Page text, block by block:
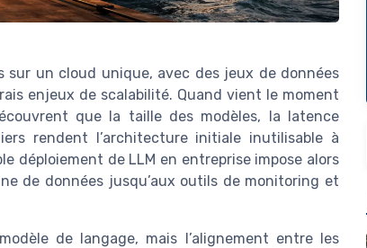
sur un cloud unique, avec des jeux de données
enjeux de scalabilité. Quand vient le moment
que la taille des modèles, la latence
rendent l’architecture initiale inutilisable à
déploiement de LLM en entreprise impose alors
de données jusqu’aux outils de monitoring et
de langage, mais l’alignement entre les